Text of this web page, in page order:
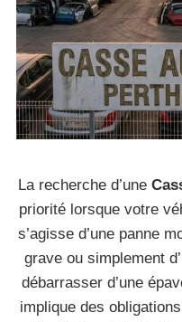
La recherche d’une
priorité lorsque votre
s’agisse d’une panne
grave ou simplement
débarrasser d’une
implique des